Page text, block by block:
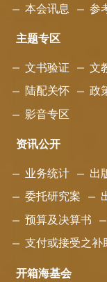
本会讯息 参
主题专区
文书验证 文
陆配关怀 政
影音专区
资讯公开
业务统计 出
委托研究案
预算及决算书
支付或接受之补
开箱海基会